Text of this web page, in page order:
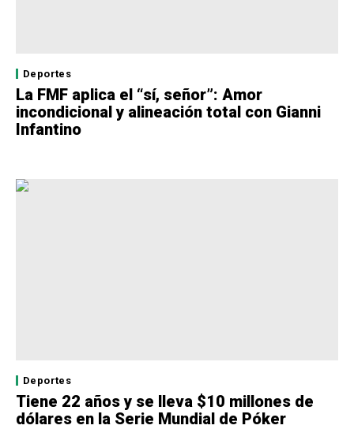
Deportes
La FMF aplica el “sí, señor”: Amor
incondicional y alineación total con Gianni
Infantino
Deportes
Tiene 22 años y se lleva $10 millones de
dólares en la Serie Mundial de Póker